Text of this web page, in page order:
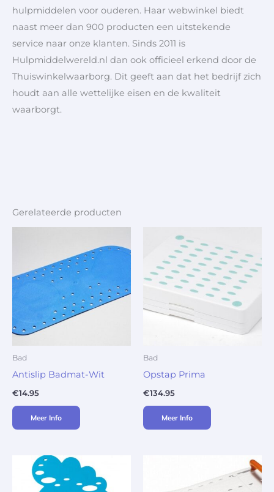
hulpmiddelen voor ouderen. Haar webwinkel biedt
naast meer dan 900 producten een uitstekende
service naar onze klanten. Sinds 2011 is
Hulpmiddelwereld.nl dan ook officieel erkend door de
Thuiswinkelwaarborg. Dit geeft aan dat het bedrijf zich
houdt aan alle wettelijke eisen en de kwaliteit
waarborgt.
Gerelateerde producten
Bad
Antislip Badmat-Wit
€14.95
Meer Info
Bad
Opstap Prima
€134.95
Meer Info